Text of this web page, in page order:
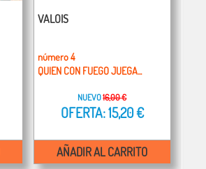
VALOIS
número 4
QUIEN CON FUEGO JUEGA...
NUEVO16,00 €
OFERTA: 15,20 €
AÑADIR AL CARRITO